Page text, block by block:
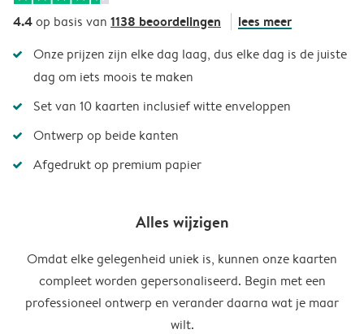
4.4op basis van 1138 beoordelingen lees meer
Onze prijzen zijn elke dag laag, dus elke dag is de juiste
dag om iets moois te maken
Set van 10 kaarten inclusief witte enveloppen
Ontwerp op beide kanten
Afgedrukt op premium papier
Alles wijzigen
Omdat elke gelegenheid uniek is, kunnen onze kaarten
compleet worden gepersonaliseerd. Begin met een
professioneel ontwerp en verander daarna wat je maar
wilt.